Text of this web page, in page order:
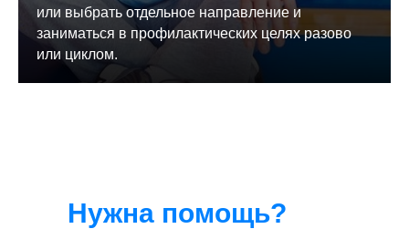
или выбрать отдельное направление и
заниматься в профилактических целях разово
или циклом.
Нужна помощь?